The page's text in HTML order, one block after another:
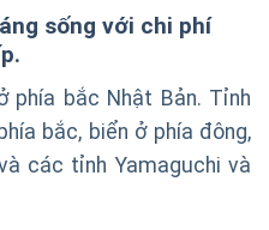
sống với chi phí
bắc Nhật Bản. Tỉnh
bắc, biển ở phía đông,
các tỉnh Yamaguchi và